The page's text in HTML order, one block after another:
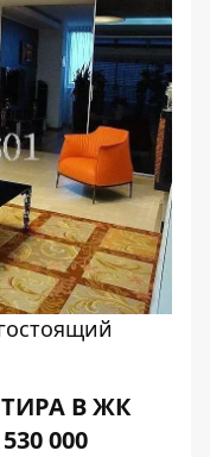
В ЖК
530 000